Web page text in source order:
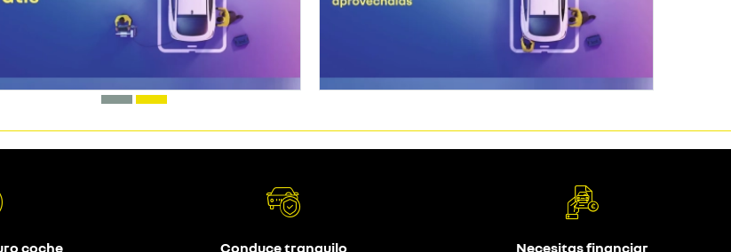
coche
Conduce tranquilo
Necesitas financiar